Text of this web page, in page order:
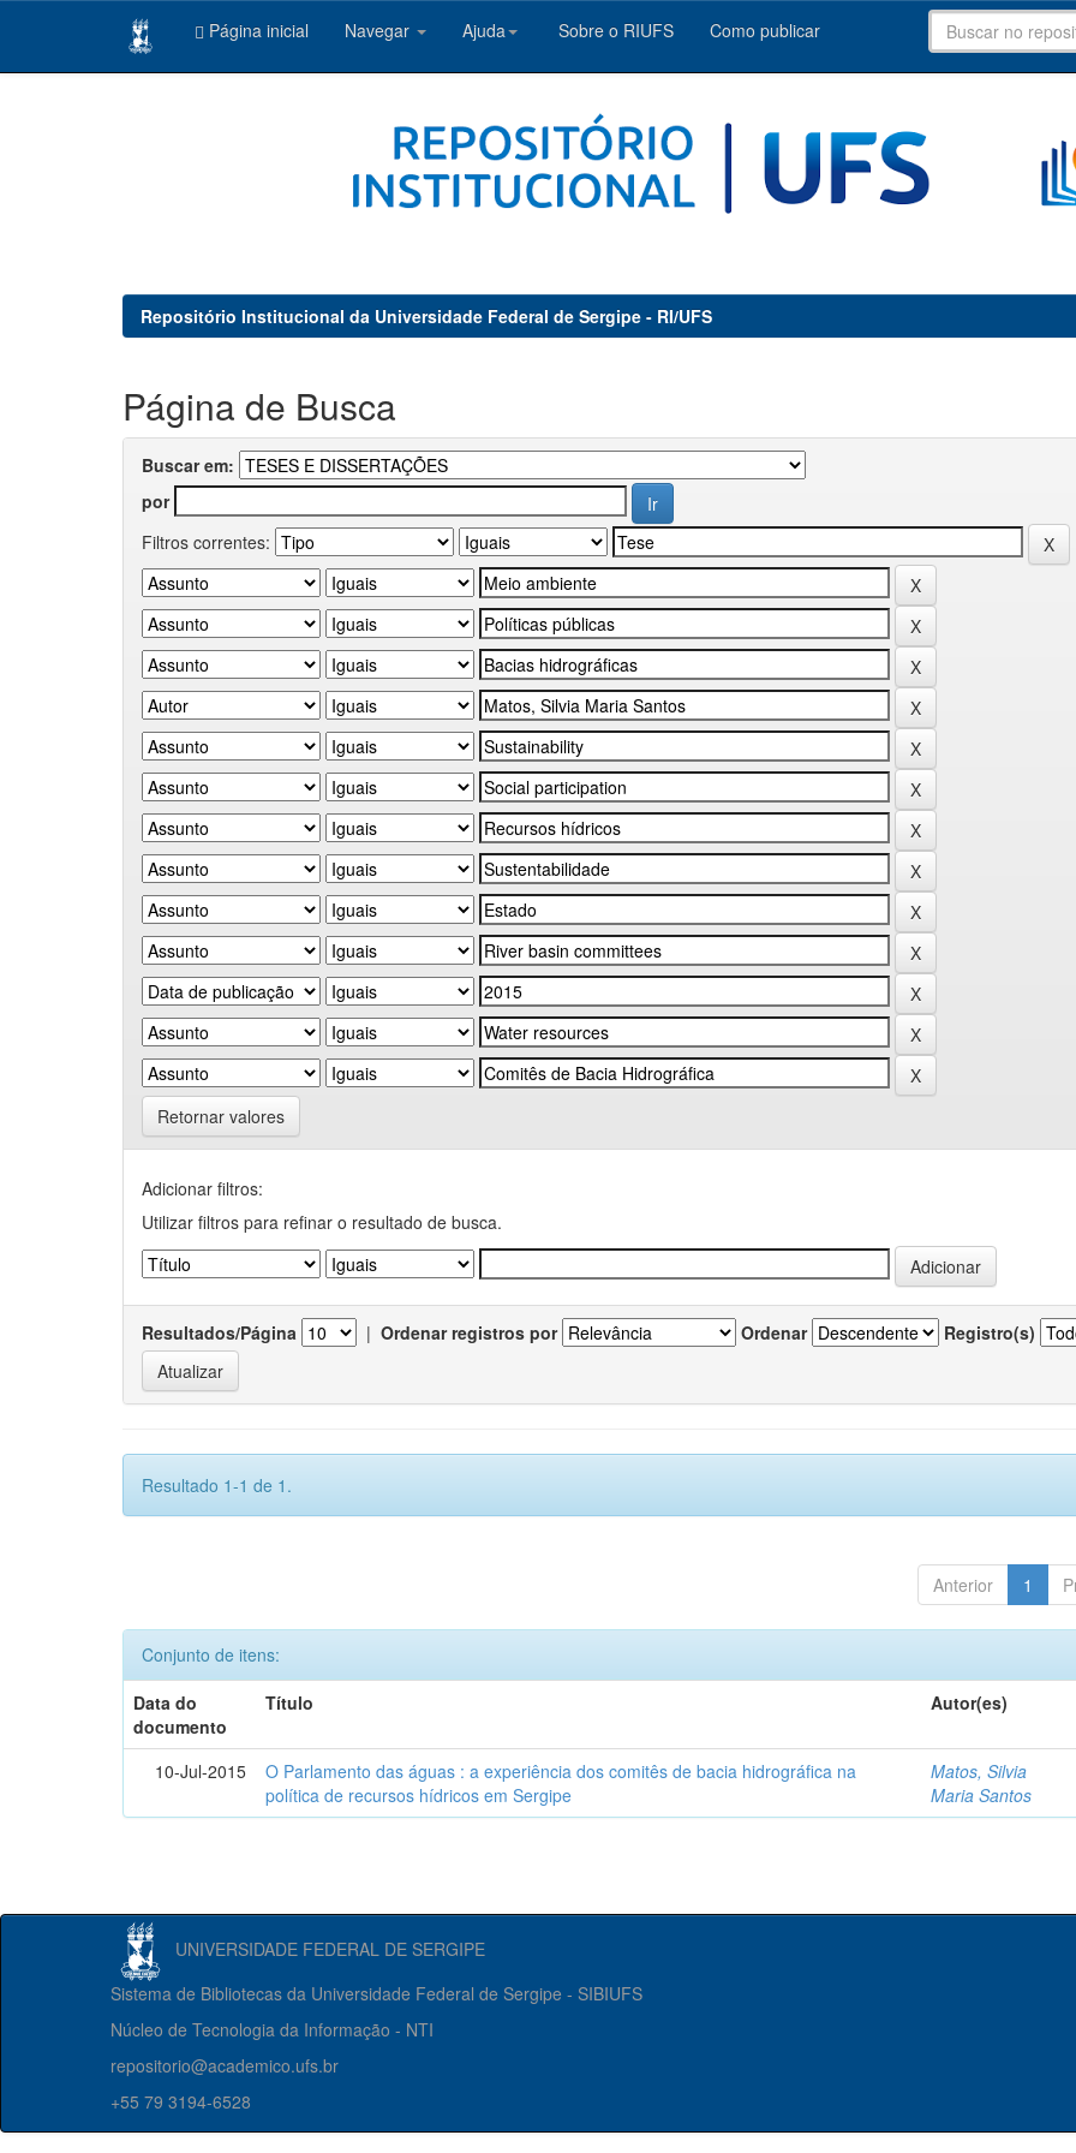
Página inicial Navegar Ajuda Sobre o RIUFS Como publicar
Repositório Institucional da Universidade Federal de Sergipe - RI/UFS
Página de Busca
Buscar em:
por
Filtros correntes:
Retornar valores
Adicionar filtros:
Utilizar filtros para refinar o resultado de busca.
Resultados/Página | Ordenar registros por Ordenar Registro(s)
Resultado 1-1 de 1.
Anterior 1
Conjunto de itens:
Data do
documento
Título Autor(es)
10-Jul-2015
O Parlamento das águas : a experiência dos comitês de bacia hidrográfica na
política de recursos hídricos em Sergipe
Matos, Silvia
Maria Santos
UNIVERSIDADE FEDERAL DE SERGIPE
Sistema de Bibliotecas da Universidade Federal de Sergipe - SIBIUFS
Núcleo de Tecnologia da Informação - NTI
repositorio@academico.ufs.br
+55 79 3194-6528